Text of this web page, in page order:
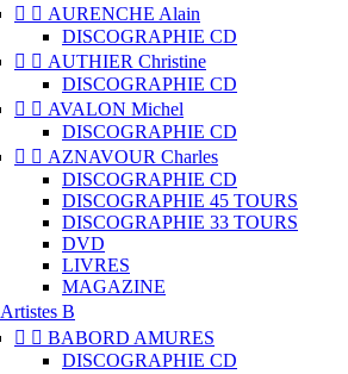
  AURENCHE Alain
DISCOGRAPHIE CD
  AUTHIER Christine
DISCOGRAPHIE CD
  AVALON Michel
DISCOGRAPHIE CD
  AZNAVOUR Charles
DISCOGRAPHIE CD
DISCOGRAPHIE 45 TOURS
DISCOGRAPHIE 33 TOURS
DVD
LIVRES
MAGAZINE
Artistes B
  BABORD AMURES
DISCOGRAPHIE CD